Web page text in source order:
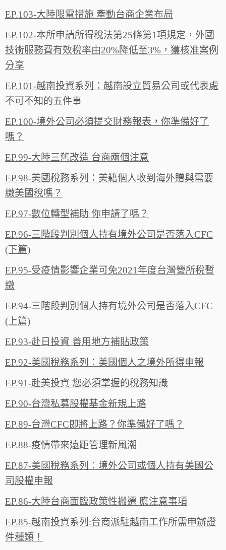
EP.103-大陸限電措施 牽動台商企業布局
EP.102-本所申請所得稅法第25條第1項規定，外國
技術服務費有效稅率由20%降低至3%，獲核准案例
分享
EP.101-越南投資系列：越南設立貿易公司或代表處
不可不知的五件事
EP.100-境外公司必須提交財務報表，你準備好了
嗎？
EP.99-大陸三舊改造 台商兩個注意
EP.98-美國稅務系列：美籍個人收到海外贈與需要
繳美國稅嗎？
EP.97-數位轉型補助 你申請了嗎？
EP.96-三階段判別個人持有境外公司是否落入CFC
(下篇)
EP.95-受疫情影響企業可免2021年度台灣營所稅暫
繳
EP.94-三階段判別個人持有境外公司是否落入CFC
(上篇)
EP.93-赴日投資 善用地方補貼政策
EP.92-美國稅務系列：美國個人之境外所得申報
EP.91-赴美投資 您必須掌握的稅務知識
EP.90-台灣私募股權基金新規上路
EP.89-台灣CFC即將上路？你準備好了嗎？
EP.88-疫情帶來遠距管理新風潮
EP.87-美國稅務系列：境外公司或個人持有美國公
司股權申報
EP.86-大陸台商面臨政策性搬遷 應注意事項
EP.85-越南投資系列:台商派駐越南工作所需申辦證
件種類！